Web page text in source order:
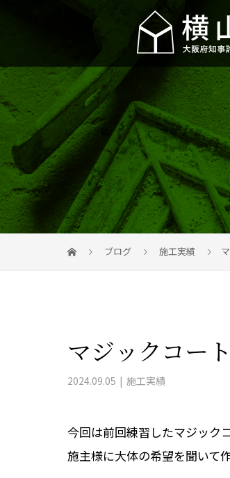
ブログ 施工実績
マジックコー
2024.09.05 施工実績
今回は前回練習したマジック
施主様に大体の希望を聞いて